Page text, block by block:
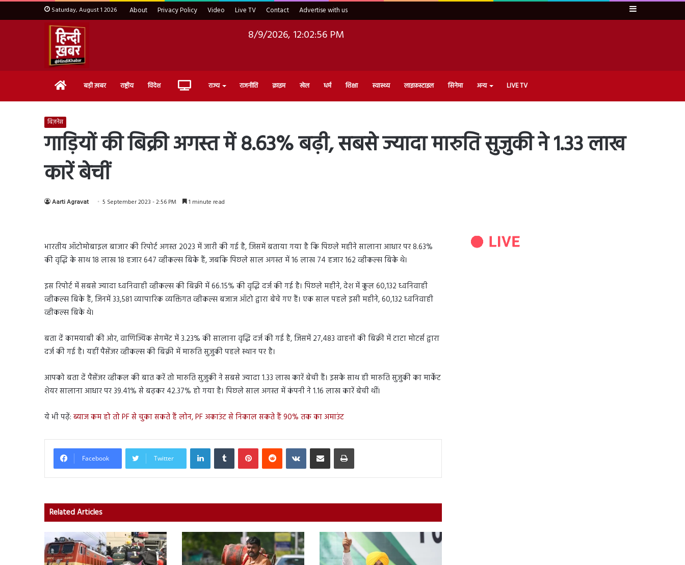
Saturday, August 1 2026 About Privacy Policy Video Live TV Contact Advertise with us Sidebar
8/9/2026, 12:02:57 PM
Home बड़ी ख़बर राष्ट्रीय विदेश Live राज्य राजनीति क्राइम खेल धर्म शिक्षा स्वास्थ्य लाइफ़स्टाइल सिनेमा अन्य LIVE TV
बिज़नेस
गाड़ियों की बिक्री अगस्त में 8.63% बढ़ी, सबसे ज्यादा मारुति सुजुकी ने 1.33 लाख
कारें बेचीं
Aarti Agravat 5 September 2023 - 2:56 PM 1 minute read
भारतीय ऑटोमोबाइल बाजार की रिपोर्ट अगस्त 2023 में जारी की गई है, जिसमें बताया गया है कि पिछले महीने सालाना आधार पर 8.63%
की वृद्धि के साथ 18 लाख 18 हजार 647 व्हीकल्स बिके हैं, जबकि पिछले साल अगस्त में 16 लाख 74 हजार 162 व्हीकल्स बिके थे।
इस रिपोर्ट में सबसे ज्यादा ध्वनिवाही व्हीकल्स की बिक्री में 66.15% की वृद्धि दर्ज की गई है। पिछले महीने, देश में कुल 60,132 ध्वनिवाही
व्हीकल्स बिके हैं, जिनमें 33,581 व्यापारिक व्यक्तिगत व्हीकल्स बजाज ऑटो द्वारा बेचे गए हैं। एक साल पहले इसी महीने, 60,132 ध्वनिवाही
व्हीकल्स बिके थे।
बता दें कामयाबी की ओर, वाणिज्यिक सेगमेंट में 3.23% की सालाना वृद्धि दर्ज की गई है, जिसमें 27,483 वाहनों की बिक्री में टाटा मोटर्स द्वारा
दर्ज की गई है। यहीं पैसेंजर व्हीकल्स की बिक्री में मारुति सुजुकी पहले स्थान पर है।
आपको बता दें पैसेंजर व्हीकल की बात करें तो मारुति सुजुकी ने सबसे ज्यादा 1.33 लाख कारें बेची हैं। इसके साथ ही मारुति सुजुकी का मार्केट
शेयर सालाना आधार पर 39.41% से बढ़कर 42.37% हो गया है। पिछले साल अगस्त में कंपनी ने 1.16 लाख कारें बेची थीं।
ये भी पढ़ें: ब्याज कम हो तो PF से चुका सकते हैं लोन, PF अकाउंट से निकाल सकते हैं 90% तक का अमाउंट
Facebook Twitter
LinkedInTumblr PinterestReddit VKontakteShare via Email Print
Related Articles